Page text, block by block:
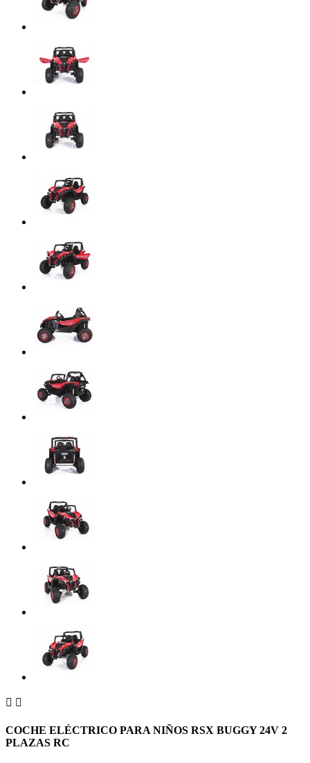
 
COCHE ELÉCTRICO PARA NIÑOS RSX BUGGY 24V 2
PLAZAS RC